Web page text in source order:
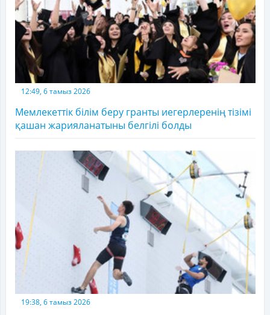
12:49, 6 тамыз 2026
Мемлекеттік білім беру гранты иегерлеренің тізімі
қашан жарияланатыны белгілі болды
19:38, 6 тамыз 2026